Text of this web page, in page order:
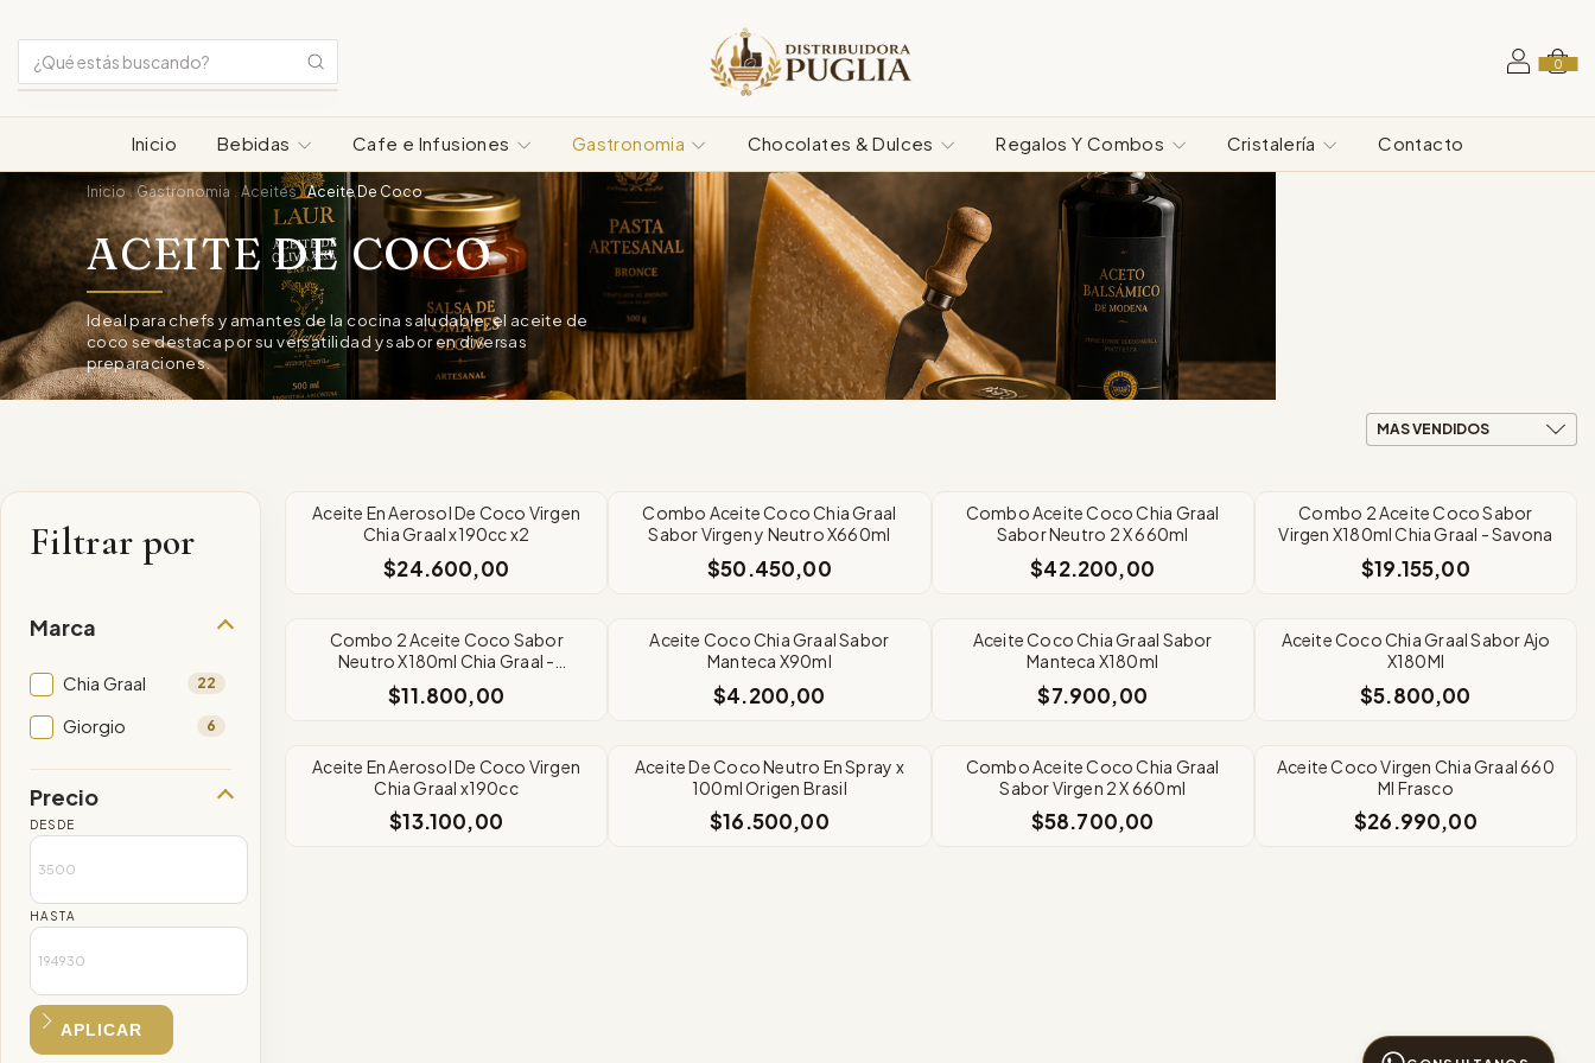
0
Inicio Bebidas Cafe e Infusiones Gastronomia Chocolates & Dulces Regalos Y Combos Cristalería Contacto
Inicio . Gastronomia . Aceites . Aceite De Coco
ACEITE DE COCO
Ideal para chefs y amantes de la cocina saludable, el aceite de
coco se destaca por su versatilidad y sabor en diversas
preparaciones.
Filtrar por
Marca
Chia Graal 22
Giorgio 6
Precio
DESDE
HASTA
APLICAR
Aceite En Aerosol De Coco Virgen
Chia Graal x190cc x2
$24.600,00
Combo Aceite Coco Chia Graal
Sabor Virgen y Neutro X660ml
$50.450,00
Combo Aceite Coco Chia Graal
Sabor Neutro 2 X 660ml
$42.200,00
Combo 2 Aceite Coco Sabor
Virgen X180ml Chia Graal - Savona
$19.155,00
Combo 2 Aceite Coco Sabor
Neutro X180ml Chia Graal -
$11.800,00
Aceite Coco Chia Graal Sabor
Manteca X90ml
$4.200,00
Aceite Coco Chia Graal Sabor
Manteca X180ml
$7.900,00
Aceite Coco Chia Graal Sabor Ajo
X180Ml
$5.800,00
Aceite En Aerosol De Coco Virgen
Chia Graal x190cc
$13.100,00
Aceite De Coco Neutro En Spray x
100ml Origen Brasil
$16.500,00
Combo Aceite Coco Chia Graal
Sabor Virgen 2 X 660ml
$58.700,00
Aceite Coco Virgen Chia Graal 660
Ml Frasco
$26.990,00